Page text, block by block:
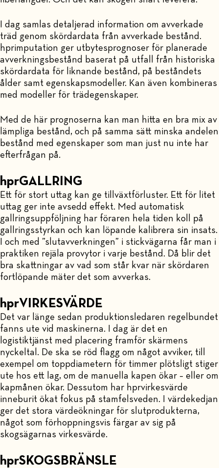
I dag samlas detaljerad information om avverkade
träd genom skördardata från avverkade bestånd.
hprimputation ger utbytesprognoser för planerade
avverkningsbestånd baserat på utfall från historiska
skördardata för liknande bestånd, på beståndets
ålder samt egenskapsmodeller. Kan även kombineras
med modeller för trädegenskaper.
Med de här prognoserna kan man hitta en bra mix av
lämpliga bestånd, och på samma sätt minska andelen
bestånd med egenskaper som man just nu inte har
efterfrågan på.
hprGALLRING
Ett för stort uttag kan ge tillväxtförluster. Ett för litet
uttag ger inte avsedd effekt. Med automatisk
gallringsuppföljning har föraren hela tiden koll på
gallringsstyrkan och kan löpande kalibrera sin insats.
I och med ”slutavverkningen” i stickvägarna får man i
praktiken rejäla provytor i varje bestånd. Då blir det
bra skattningar av vad som står kvar när skördaren
fortlöpande mäter det som avverkas.
hprVIRKESVÄRDE
Det var länge sedan produktionsledaren regelbundet
fanns ute vid maskinerna. I dag är det en
logistiktjänst med placering framför skärmens
nyckeltal. De ska se röd flagg om något avviker, till
exempel om toppdiametern för timmer plötsligt stiger
ute hos ett lag, om de manuella kapen ökar – eller om
kapmånen ökar. Dessutom har hprvirkesvärde
inneburit ökat fokus på stamfelsveden. I värdekedjan
ger det stora värdeökningar för slutprodukterna,
något som förhoppningsvis färgar av sig på
skogsägarnas virkesvärde.
hprSKOGSBRÄNSLE